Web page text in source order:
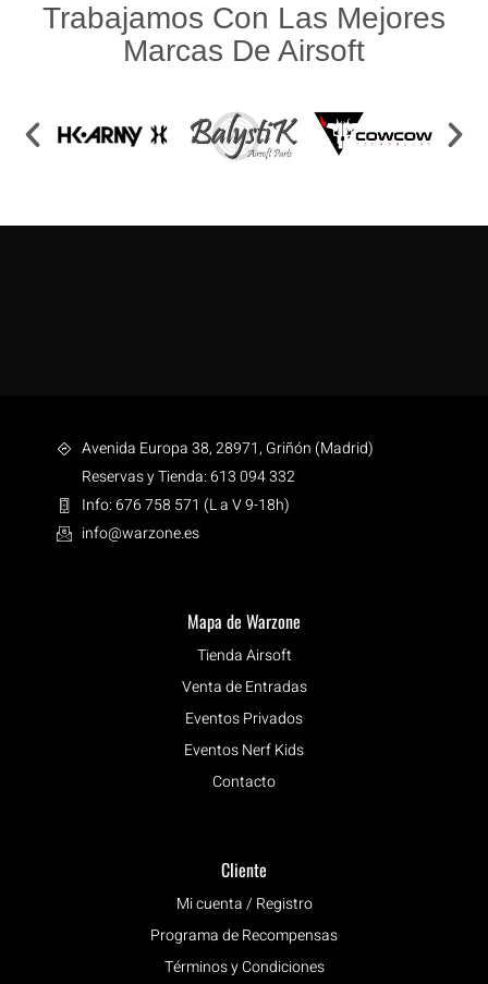
Trabajamos Con Las Mejores
Marcas De Airsoft
Avenida Europa 38, 28971, Griñón (Madrid)
Reservas y Tienda: 613 094 332
Info: 676 758 571 (L a V 9-18h)
info@warzone.es
Mapa de Warzone
Tienda Airsoft
Venta de Entradas
Eventos Privados
Eventos Nerf Kids
Contacto
Cliente
Mi cuenta / Registro
Programa de Recompensas
Términos y Condiciones